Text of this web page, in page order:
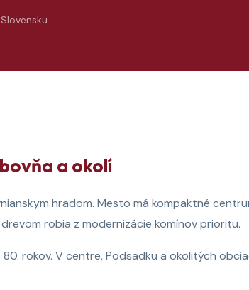
a okolí
hradom. Mesto má kompaktné
robia z modernizácie komínov prioritu.
rokov. V centre, Podsadku a okolitých